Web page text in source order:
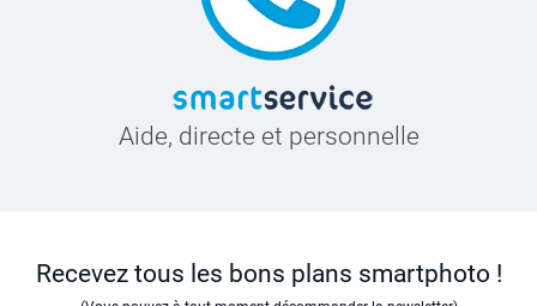
Aide, directe et personnelle
Recevez tous les bons plans smartphoto !